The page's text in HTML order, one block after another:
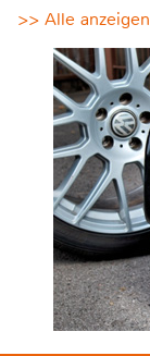
>> Alle anzeigen